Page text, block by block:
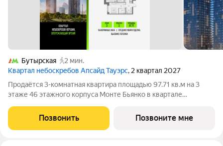
Бутырская
2 мин.
Квартал небоскребов Апсайд Тауэрс, 2 квартал 2027
Продаётся 3-комнатная квартира площадью 97.71 кв.м на 3
этаже 46 этажного корпуса Монте Бьянко в квартале
отделка,с видом на Бизнес-парк Останкино, прогулочный
бульвар, детский сад, школу,
Позвонить Позвоните мне